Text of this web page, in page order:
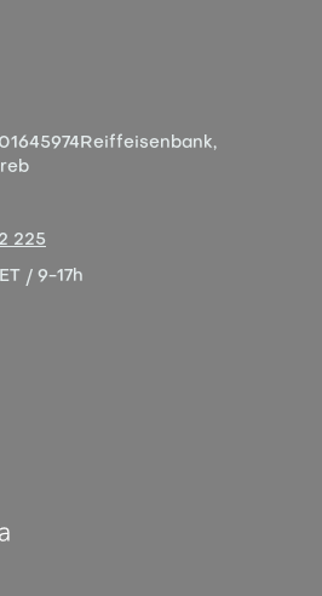
Reiffeisenbank,
225
/ 9-17h